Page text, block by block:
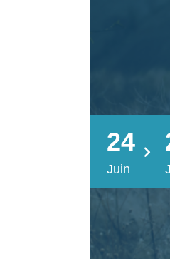
24
Juin